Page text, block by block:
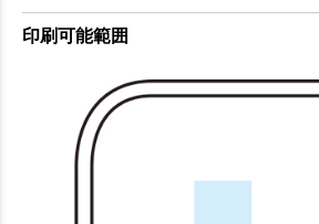
印刷可能範囲